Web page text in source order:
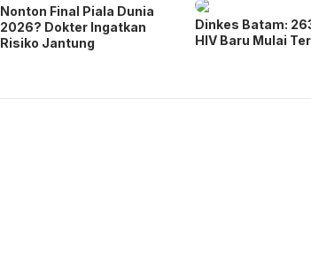
Nonton Final Piala Dunia
2026? Dokter Ingatkan
Risiko Jantung
Dinkes Batam:
HIV Baru Mulai